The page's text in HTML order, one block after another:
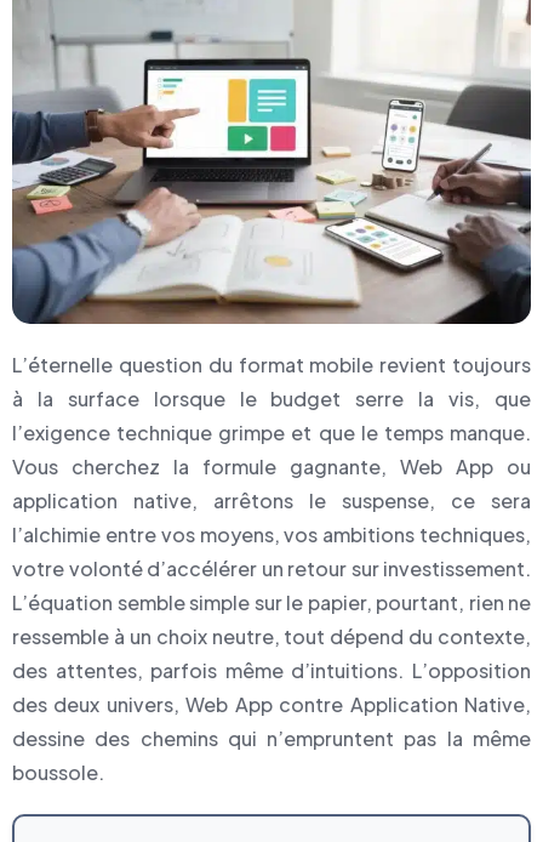
L’éternelle question du format mobile revient toujours
à la surface lorsque le budget serre la vis, que
l’exigence technique grimpe et que le temps manque.
Vous cherchez la formule gagnante, Web App ou
application native, arrêtons le suspense, ce sera
l’alchimie entre vos moyens, vos ambitions techniques,
votre volonté d’accélérer un retour sur investissement.
L’équation semble simple sur le papier, pourtant, rien ne
ressemble à un choix neutre, tout dépend du contexte,
des attentes, parfois même d’intuitions. L’opposition
des deux univers, Web App contre Application Native,
dessine des chemins qui n’empruntent pas la même
boussole.